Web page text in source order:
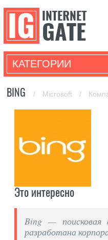
КАТЕГОРИИ
BING / Microsoft /
Это интересно
Bing — поисковая
разработана